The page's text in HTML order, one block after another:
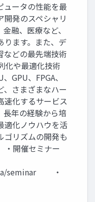
ュータの性能を最
発のスペシャリ
融、医療など、
ります。また、デ
などの最先端技術
化や最適化技術
GPU、FPGA、
、さまざまなハー
速化するサービス
長年の経験から培
適化ノウハウを活
ゴリズムの開発も
催セミナー
ja/seminar ・